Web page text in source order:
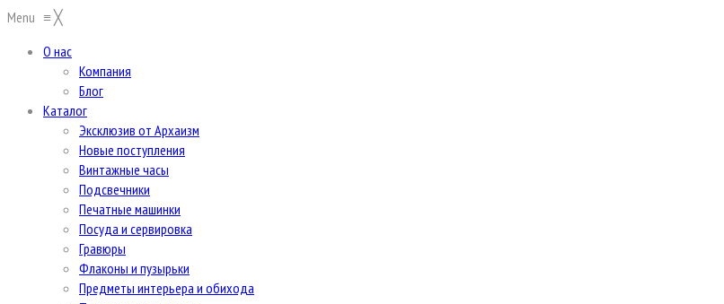
Menu ≡╳
О нас
Компания
Блог
Каталог
Эксклюзив от Архаизм
Новые поступления
Винтажные часы
Подсвечники
Печатные машинки
Посуда и сервировка
Гравюры
Флаконы и пузырьки
Предметы интерьера и обихода